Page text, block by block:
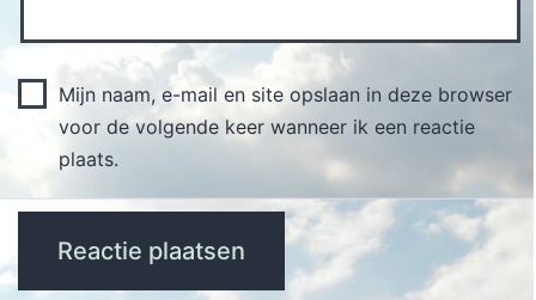
Mijn naam, e-mail en site opslaan in deze browser
voor de volgende keer wanneer ik een reactie
plaats.